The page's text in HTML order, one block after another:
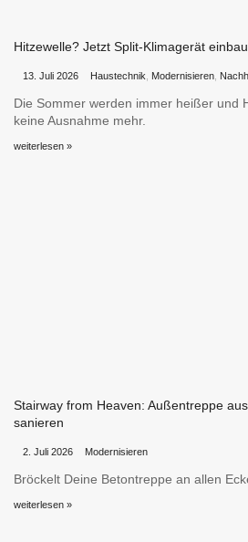
Hitzewelle? Jetzt Split-Klimagerät
13. Juli 2026 Haustechnik Modernisieren
Die Sommer werden immer heißer und
keine Ausnahme mehr.
weiterlesen »
Stairway from Heaven: Außentreppe
sanieren
2. Juli 2026 Modernisieren
Bröckelt Deine Betontreppe an allen
weiterlesen »